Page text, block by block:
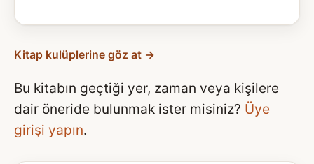
Kitap kulüplerine göz at →
Bu kitabın geçtiği yer, zaman veya kişilere
dair öneride bulunmak ister misiniz? Üye
girişi yapın.